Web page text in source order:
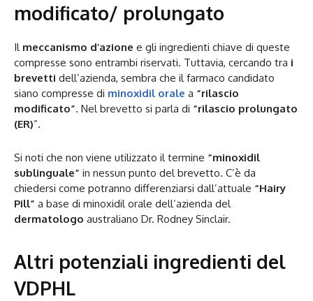
modificato/ prolungato
Il meccanismo d’azione e gli ingredienti chiave di queste
compresse sono entrambi riservati. Tuttavia, cercando tra i
brevetti dell’azienda, sembra che il farmaco candidato
siano compresse di minoxidil orale a “rilascio
modificato”. Nel brevetto si parla di “rilascio prolungato
(ER)”.
Si noti che non viene utilizzato il termine “minoxidil
sublinguale” in nessun punto del brevetto. C’è da
chiedersi come potranno differenziarsi dall’attuale “Hairy
Pill” a base di minoxidil orale dell’azienda del
dermatologo australiano Dr. Rodney Sinclair.
Altri potenziali ingredienti del
VDPHL